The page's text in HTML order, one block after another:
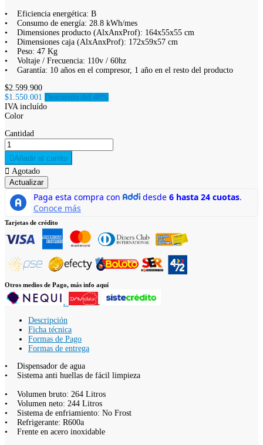
• Eficiencia energética: B
• Consumo de energía: 28.8 kWh/mes
• Dimensiones producto (AlxAnxProf): 164x55x55 cm
• Dimensiones caja (AlxAnxProf): 172x59x57 cm
• Peso: 47 Kg
• Voltaje / Frecuencia: 110v / 60hz
• Garantía: 10 años en el compresor, 1 año en el resto del producto
$2.599.900
$1.550.001 Descuento del 40%
IVA incluído
Color
Cantidad
Añadir al carrito
 Agotado
Tarjetas de crédito
Otros medios de Pago, más info aquí
. .
Descripción
Ficha técnica
Formas de Pago
Formas de entrega
• Dispensador de agua
• Sistema anti huellas de fácil limpieza
• Volumen bruto: 264 Litros
• Volumen neto: 244 Litros
• Sistema de enfriamiento: No Frost
• Refrigerante: R600a
• Frente en acero inoxidable